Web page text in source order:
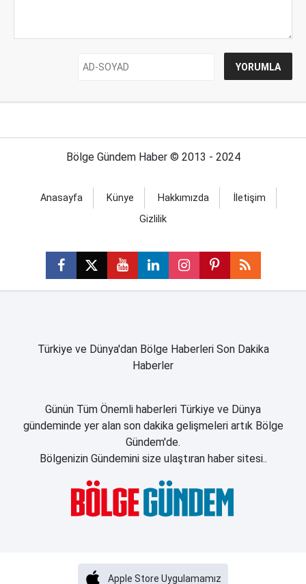
Bölge Gündem Haber © 2013 - 2024
Anasayfa Künye Hakkımızda
İletişim
Gizlilik
Türkiye ve Dünya'dan Bölge Haberleri Son Dakika
Haberler
Günün Tüm Önemli haberleri Türkiye ve Dünya
gündeminde yer alan son dakika gelişmeleri artık Bölge
Gündem'de.
Bölgenizin Gündemini size ulaştıran haber sitesi..
Apple Store Uygulamamız